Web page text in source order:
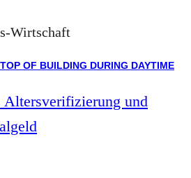
Wirtschaft
Altersverifizierung und